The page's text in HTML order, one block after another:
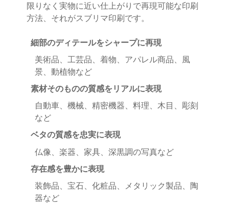
限りなく実物に近い仕上がりで再現可能な印刷
方法、それがスブリマ印刷です。
細部のディテールをシャープに再現
美術品、工芸品、着物、アパレル商品、風
景、動植物など
素材そのものの質感をリアルに表現
自動車、機械、精密機器、料理、木目、彫刻
など
ベタの質感を忠実に表現
仏像、楽器、家具、深黒調の写真など
存在感を豊かに表現
装飾品、宝石、化粧品、メタリック製品、陶
器など